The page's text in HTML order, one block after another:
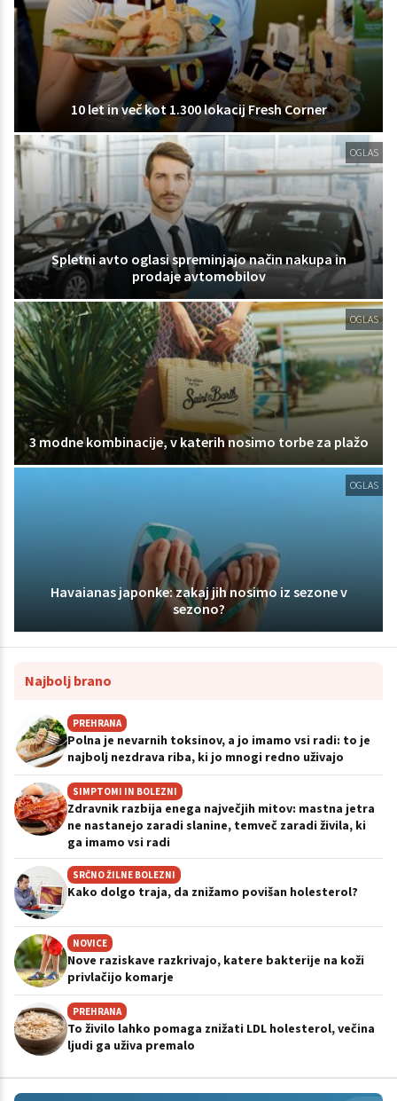
10 let in več kot 1.300 lokacij Fresh Corner
OGLAS
Spletni avto oglasi spreminjajo način nakupa in
prodaje avtomobilov
OGLAS
3 modne kombinacije, v katerih nosimo torbe za plažo
OGLAS
Havaianas japonke: zakaj jih nosimo iz sezone v
sezono?
Najbolj brano
PREHRANA
Polna je nevarnih toksinov, a jo imamo vsi radi: to je
najbolj nezdrava riba, ki jo mnogi redno uživajo
SIMPTOMI IN BOLEZNI
Zdravnik razbija enega največjih mitov: mastna jetra
ne nastanejo zaradi slanine, temveč zaradi živila, ki
ga imamo vsi radi
SRČNO ŽILNE BOLEZNI
Kako dolgo traja, da znižamo povišan holesterol?
NOVICE
Nove raziskave razkrivajo, katere bakterije na koži
privlačijo komarje
PREHRANA
To živilo lahko pomaga znižati LDL holesterol, večina
ljudi ga uživa premalo